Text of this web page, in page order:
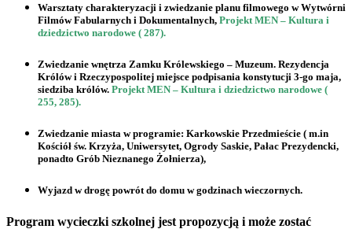
Warsztaty charakteryzacji i zwiedzanie planu filmowego wWytwórni
Filmów Fabularnych i Dokumentalnych, Projekt MEN – Kultura i
dziedzictwo narodowe ( 287).
Zwiedzanie wnętrza Zamku Królewskiego – Muzeum. Rezydencja
Królów i Rzeczypospolitej miejsce podpisania konstytucji 3-go maja,
siedziba królów. Projekt MEN – Kultura i dziedzictwo narodowe (
255, 285).
Zwiedzanie miasta w programie: Karkowskie Przedmieście ( m.in
Kościół św. Krzyża, Uniwersytet, Ogrody Saskie, Pałac Prezydencki,
ponadto Grób Nieznanego Żołnierza),
Wyjazd w drogę powrót do domu w godzinach wieczornych.
Program wycieczki szkolnej jest propozycją i może zostać